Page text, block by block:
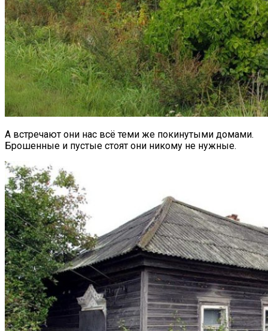
А встречают они нас всё теми же покинутыми домами.
Брошенные и пустые стоят они никому не нужные.